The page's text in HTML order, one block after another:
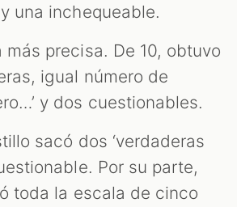
una inchequeable.
más precisa. De 10, obtuvo
igual número de
y dos cuestionables.
sacó dos ‘verdaderas
Por su parte,
toda la escala de cinco